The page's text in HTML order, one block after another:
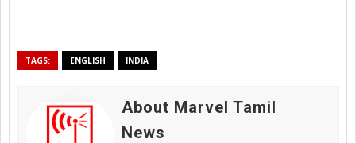
TAGS: ENGLISH INDIA
About Marvel Tamil
News